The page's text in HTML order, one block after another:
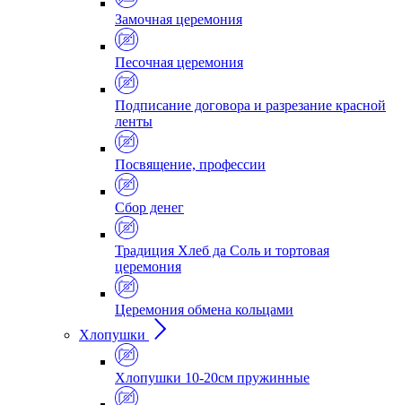
Замочная церемония
Песочная церемония
Подписание договора и разрезание красной
ленты
Посвящение, профессии
Сбор денег
Традиция Хлеб да Соль и тортовая
церемония
Церемония обмена кольцами
Хлопушки
Хлопушки 10-20см пружинные